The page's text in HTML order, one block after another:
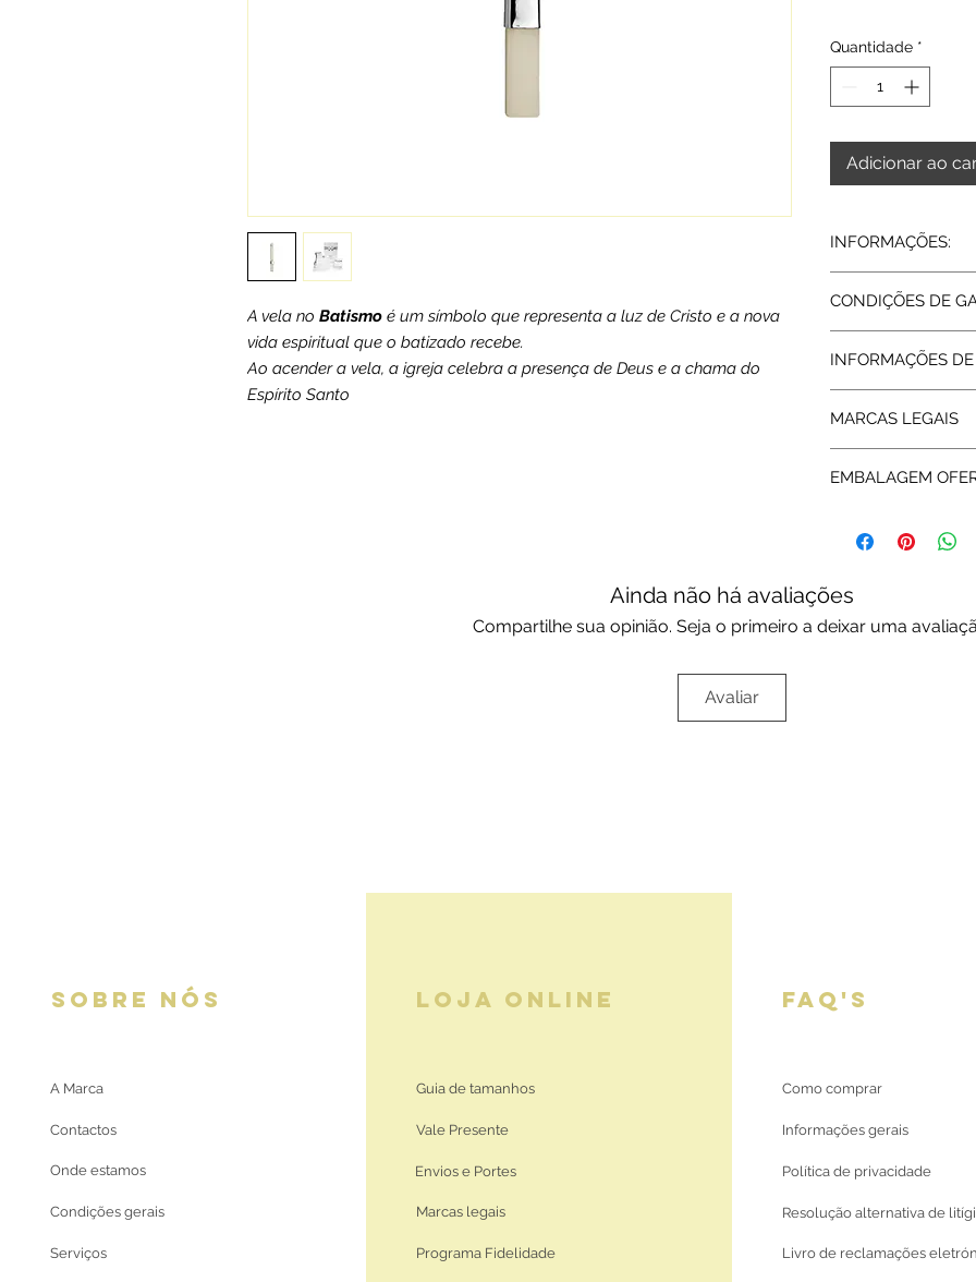
A vela no Batismo é um símbolo que representa a luz de Cristo e a nova
vida espiritual que o batizado recebe.
Ao acender a vela, a igreja celebra a presença de Deus e a chama do
Espírito Santo
Quantidade *
Adicionar ao
INFORMAÇÕES:
Dimensões: 31.5 x 3
Argola: 3 x 3.1 cm
CONDIÇÕES DE
abrangidos pela
assegurada pelas
da garantia a Rota
INFORMAÇÕES
MARCAS LEGAIS
pela Rota do Ouro
EMBALAGEM
caixa original da
Ainda não há avaliações
Compartilhe sua opinião. Seja o primeiro a deixar uma
Avaliar
SOBRE NÓS
A Marca
Contactos
Onde estamos
Condições gerais
Serviços
LOJA ONLINE
Guia de tamanhos
Vale Presente
Envios e Portes
Marcas legais
Programa Fidelidade
FAQ'S
Como comprar
Informações gerais
Política de privacidade
Resolução alternativa de
Livro de reclamações